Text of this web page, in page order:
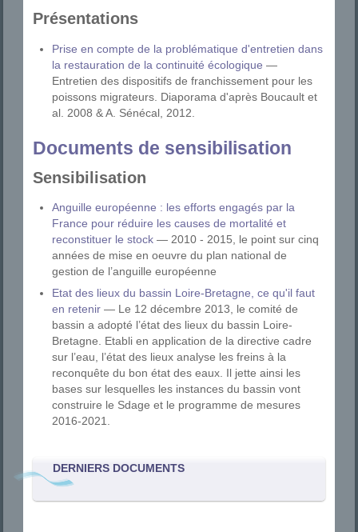
Présentations
Prise en compte de la problématique d'entretien dans
la restauration de la continuité écologique —
Entretien des dispositifs de franchissement pour les
poissons migrateurs. Diaporama d'après Boucault et
al. 2008 & A. Sénécal, 2012.
Documents de sensibilisation
Sensibilisation
Anguille européenne : les efforts engagés par la
France pour réduire les causes de mortalité et
reconstituer le stock — 2010 - 2015, le point sur cinq
années de mise en oeuvre du plan national de
gestion de l’anguille européenne
Etat des lieux du bassin Loire-Bretagne, ce qu'il faut
en retenir — Le 12 décembre 2013, le comité de
bassin a adopté l’état des lieux du bassin Loire-
Bretagne. Etabli en application de la directive cadre
sur l’eau, l’état des lieux analyse les freins à la
reconquête du bon état des eaux. Il jette ainsi les
bases sur lesquelles les instances du bassin vont
construire le Sdage et le programme de mesures
2016-2021.
DERNIERS DOCUMENTS